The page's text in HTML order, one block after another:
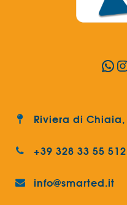
Riviera di
+39 328 33 55 512
info@smarted.it